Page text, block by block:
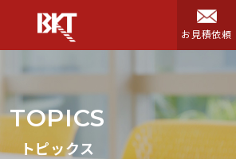
お見積依頼
TOPICS
トピックス